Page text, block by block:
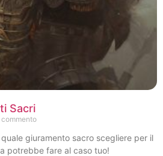
Sacri
commento
giuramento sacro scegliere per il
potrebbe fare al caso tuo!